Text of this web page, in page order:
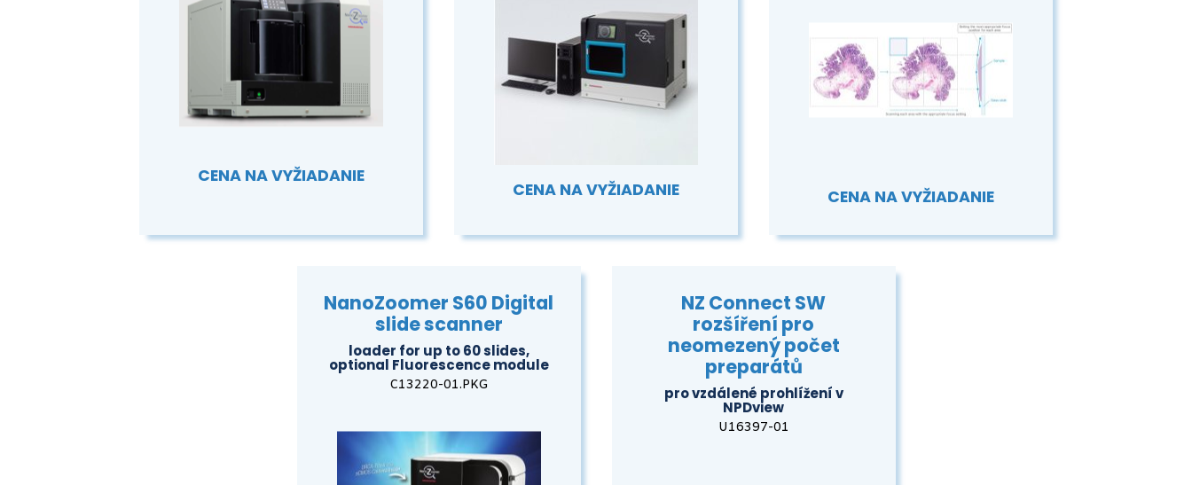
CENA NA VYŽIADANIE
CENA NA VYŽIADANIE CENA NA VYŽIADANIE
NanoZoomer S60 Digital
slide scanner
loader for up to 60 slides,
optional Fluorescence module
C13220-01.PKG
NZ Connect SW
rozšíření pro
neomezený počet
preparátů
pro vzdálené prohlížení v
NPDview
U16397-01